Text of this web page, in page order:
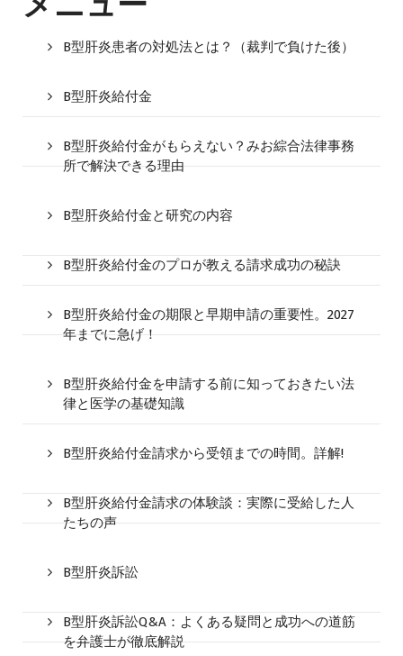
B型肝炎患者の対処法とは？（裁判で負けた後）
B型肝炎給付金
B型肝炎給付金がもらえない？みお綜合法律事務
所で解決できる理由
B型肝炎給付金と研究の内容
B型肝炎給付金のプロが教える請求成功の秘訣
B型肝炎給付金の期限と早期申請の重要性。2027
年までに急げ！
B型肝炎給付金を申請する前に知っておきたい法
律と医学の基礎知識
B型肝炎給付金請求から受領までの時間。詳解!
B型肝炎給付金請求の体験談：実際に受給した人
たちの声
B型肝炎訴訟
B型肝炎訴訟Q&A：よくある疑問と成功への道筋
を弁護士が徹底解説